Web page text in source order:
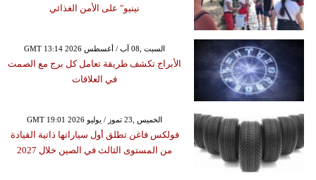
نينيو" على الأمن الغذائي
GMT 13:14 2026 السبت ,08 آب / أغسطس
الأبراج تكشف طريقة تعامل كل برج مع الصمت
في العلاقات
GMT 19:01 2026 الخميس ,23 تموز / يوليو
فولكس فاغن تطلق أول سياراتها ذاتية القيادة
من المستوى الثالث في الصين خلال 2027